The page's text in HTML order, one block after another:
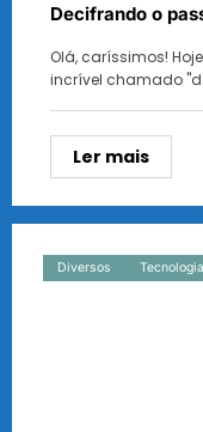
Decifrando o
Olá, caríssimos!
incrível chamado
Ler mais
Diversos Tecnologia